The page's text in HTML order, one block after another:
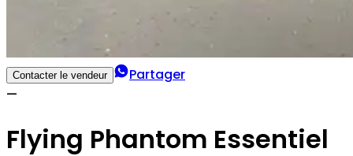
Contacter le vendeur
Partager
—
Flying Phantom Essentiel